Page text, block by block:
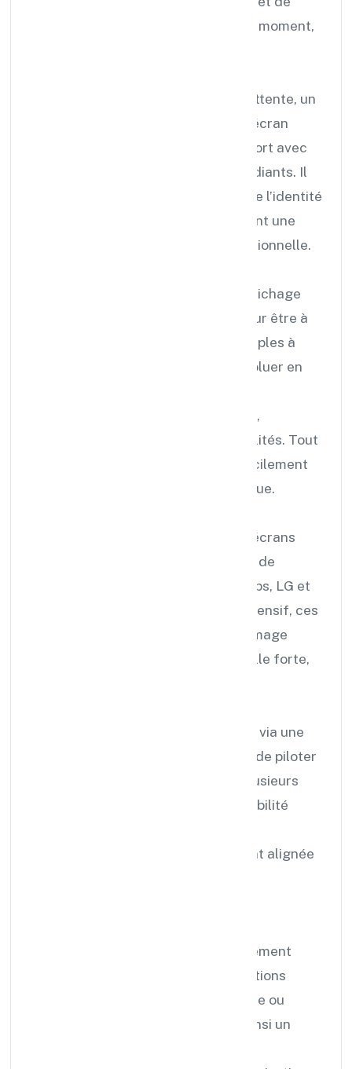
diffuser les bons messages, au bon moment,
Dans un hall d’accueil, une salle d’attente, un
couloir ou un espace collaboratif, l’écran
devient un point de contact visuel fort avec
vos visiteurs, collaborateurs ou étudiants. Il
informe, oriente, rassure et renforce l’identité
de votre organisation, tout en offrant une
communication moderne et professionnelle.
Nous concevons des solutions d’affichage
dynamique sur mesure, pensées pour être à
la fois esthétiques, efficaces et simples à
exploiter. Les contenus peuvent évoluer en
pratiques, messages institutionnels,
événements, vidéos ou flux d’actualités. Tout
est centralisé, programmable et facilement
modifiable, sans contrainte technique.
Nos installations reposent sur des écrans
professionnels haute fiabilité, issus de
marques reconnues telles que Philips, LG et
Samsung. Conçus pour un usage intensif, ces
écrans garantissent une qualité d’image
remarquable et une présence visuelle forte,
La gestion des contenus s’effectue via une
interface web intuitive, permettant de piloter
un ou plusieurs écrans, sur un ou plusieurs
sites, en toute simplicité. Cette flexibilité
dynamique, réactive et parfaitement alignée
naturellement dans votre environnement
existant : réseau informatique, solutions
audiovisuelles, systèmes de contrôle ou
scénarios automatisés. Il devient ainsi un